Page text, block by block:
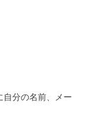
自分の名前、メー